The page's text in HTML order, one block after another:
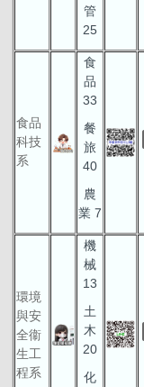
管
25
食品
科技
系
食
品
33
餐
旅
40
農
業 7
環境
與安
全衞
生工
程系
機
械
13
土
木
20
化